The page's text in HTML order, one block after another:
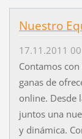
Nuestro
17.11.2011
Contamos
ganas de
online. Desde
juntos una
y dinámica.